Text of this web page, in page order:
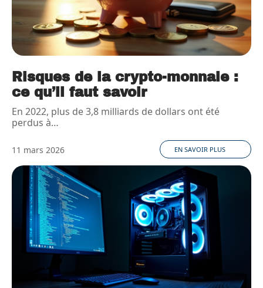
Risques de la crypto-monnaie :
ce qu’il faut savoir
En 2022, plus de 3,8 milliards de dollars ont été
perdus à…
11 mars 2026 EN SAVOIR PLUS